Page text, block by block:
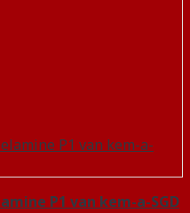
P1 van kem-a-SGD